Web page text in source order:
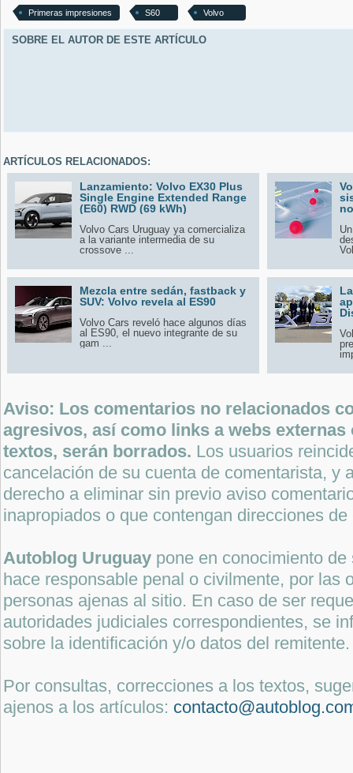
Primeras impresiones S60 Volvo
SOBRE EL AUTOR DE ESTE ARTÍCULO
ARTÍCULOS RELACIONADOS:
Lanzamiento: Volvo EX30 Plus
Single Engine Extended Range
(E60) RWD (69 kWh)
Volvo Cars Uruguay ya comercializa
a la variante intermedia de su
crossove ...
Mezcla entre sedán, fastback y
SUV: Volvo revela al ES90
Volvo Cars reveló hace algunos días
al ES90, el nuevo integrante de su
gam ...
Aviso: Los comentarios no relacionados
agresivos, así como links a webs
textos, serán borrados. Los usuarios
cancelación de su cuenta de comentarista, y
derecho a eliminar sin previo aviso
inapropiados o que contengan direcciones
Autoblog Uruguay pone en conocimiento
hace responsable penal o civilmente, por las
personas ajenas al sitio. En caso de ser
autoridades judiciales correspondientes, se
sobre la identificación y/o datos del remitente.
Por consultas, correcciones a los textos,
ajenos a los artículos: